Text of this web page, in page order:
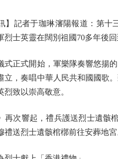
記者于珈琳瀋陽報道：第十三
烈士英靈在闊別祖國70多年後回
正式開始，軍樂隊奏響悠揚的
立，奏唱中華人民共和國國歌
烈致以崇高敬意。
響起，禮兵護送烈士遺骸棺
禮送烈士遺骸棺槨前往安葬地